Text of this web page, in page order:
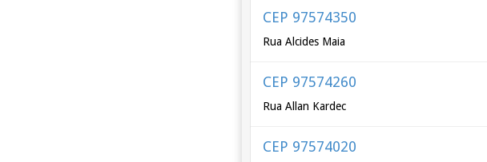
CEP 97574350
Rua Alcides Maia
CEP 97574260
Rua Allan Kardec
CEP 97574020